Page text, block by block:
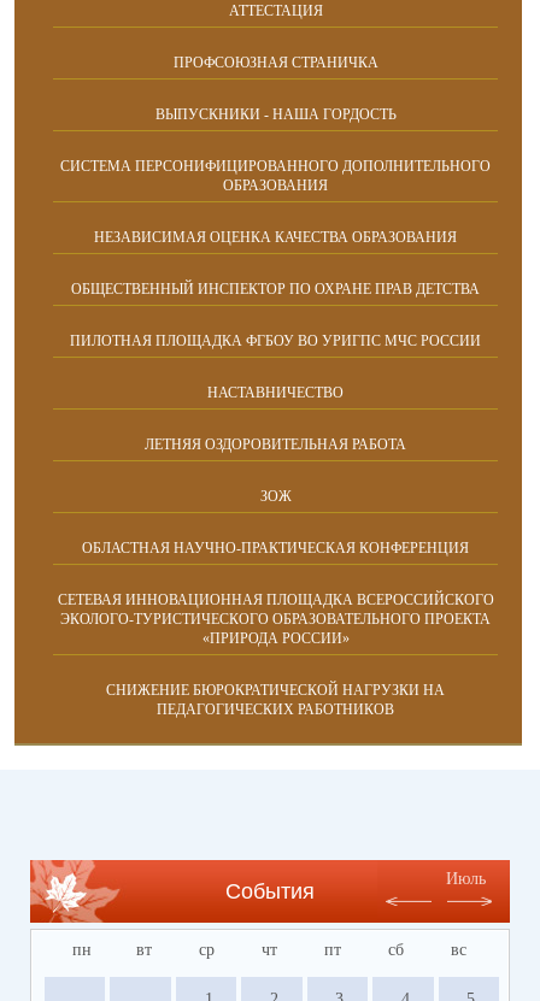
АТТЕСТАЦИЯ
ПРОФСОЮЗНАЯ СТРАНИЧКА
ВЫПУСКНИКИ - НАША ГОРДОСТЬ
СИСТЕМА ПЕРСОНИФИЦИРОВАННОГО ДОПОЛНИТЕЛЬНОГО
ОБРАЗОВАНИЯ
НЕЗАВИСИМАЯ ОЦЕНКА КАЧЕСТВА ОБРАЗОВАНИЯ
ОБЩЕСТВЕННЫЙ ИНСПЕКТОР ПО ОХРАНЕ ПРАВ ДЕТСТВА
ПИЛОТНАЯ ПЛОЩАДКА ФГБОУ ВО УРИГПС МЧС РОССИИ
НАСТАВНИЧЕСТВО
ЛЕТНЯЯ ОЗДОРОВИТЕЛЬНАЯ РАБОТА
ЗОЖ
ОБЛАСТНАЯ НАУЧНО-ПРАКТИЧЕСКАЯ КОНФЕРЕНЦИЯ
СЕТЕВАЯ ИННОВАЦИОННАЯ ПЛОЩАДКА ВСЕРОССИЙСКОГО
ЭКОЛОГО-ТУРИСТИЧЕСКОГО ОБРАЗОВАТЕЛЬНОГО ПРОЕКТА
«ПРИРОДА РОССИИ»
СНИЖЕНИЕ БЮРОКРАТИЧЕСКОЙ НАГРУЗКИ НА
ПЕДАГОГИЧЕСКИХ РАБОТНИКОВ
События
Июль
пн вт ср чт пт сб вс